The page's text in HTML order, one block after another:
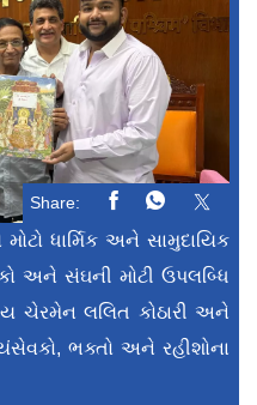
Share:
ધાર્મિક અને સામુદાયિક
અને સંઘની મોટી ઉપલબ્ધિ
ચેરમેન લલિત કોઠારી અને
ભક્તો અને રહીશોના